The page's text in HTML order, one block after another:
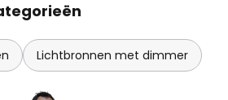
Lichtbronnen met dimmer